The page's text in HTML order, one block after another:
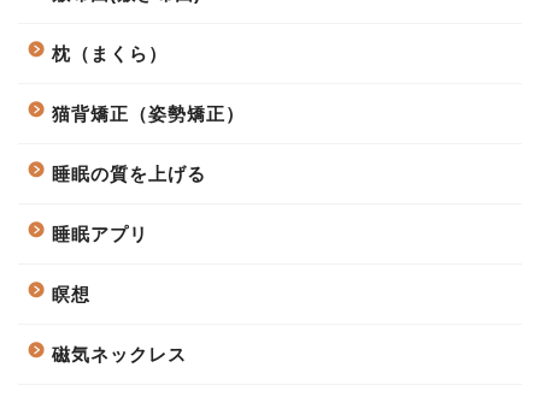
枕（まくら）
猫背矯正（姿勢矯正）
睡眠の質を上げる
睡眠アプリ
瞑想
磁気ネックレス